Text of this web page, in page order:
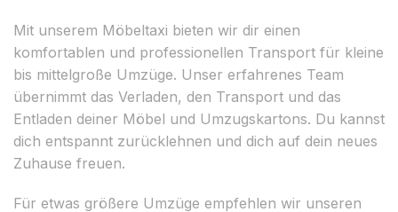
Mit unserem Möbeltaxi bieten wir dir einen
komfortablen und professionellen Transport für kleine
bis mittelgroße Umzüge. Unser erfahrenes Team
übernimmt das Verladen, den Transport und das
Entladen deiner Möbel und Umzugskartons. Du kannst
dich entspannt zurücklehnen und dich auf dein neues
Zuhause freuen.
Für etwas größere Umzüge empfehlen wir unseren